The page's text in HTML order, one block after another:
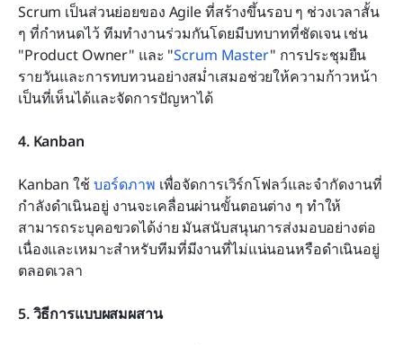
Scrum เป็นส่วนย่อยของ Agile ที่สร้างขึ้นรอบ ๆ ช่วงเวลาสั้น
ๆ ที่กำหนดไว้ ทีมทำงานร่วมกันโดยมีบทบาทที่ชัดเจน เช่น
"Product Owner" และ "Scrum Master" การประชุมยืน
รายวันและการทบทวนอย่างสม่ำเสมอช่วยให้ความก้าวหน้า
เป็นที่เห็นได้และจัดการปัญหาได้
4. Kanban
Kanban ใช้ บอร์ดภาพ เพื่อจัดการเวิร์กโฟลว์และจำกัดงานที่
กำลังดำเนินอยู่ งานจะเคลื่อนผ่านขั้นตอนต่าง ๆ ทำให้
สามารถระบุคอขวดได้ง่าย มันสนับสนุนการส่งมอบอย่างต่อ
เนื่องและเหมาะสำหรับทีมที่มีงานที่ไม่แน่นอนหรือดำเนินอยู่
ตลอดเวลา
5. วิธีการแบบผสมผสาน